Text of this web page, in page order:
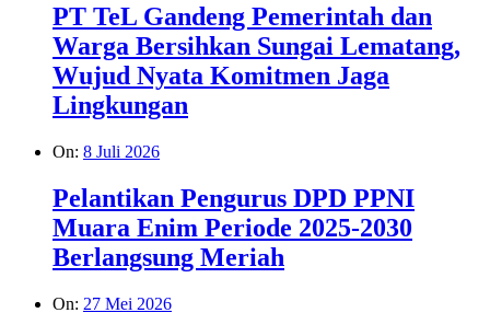
PT TeL Gandeng Pemerintah dan
Warga Bersihkan Sungai Lematang,
Wujud Nyata Komitmen Jaga
Lingkungan
On: 8 Juli 2026
Pelantikan Pengurus DPD PPNI
Muara Enim Periode 2025-2030
Berlangsung Meriah
On: 27 Mei 2026